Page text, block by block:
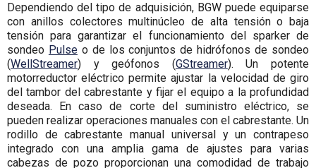
Dependiendo del tipo de adquisición, BGW puede equiparse
con anillos colectores multinúcleo de alta tensión o baja
tensión para garantizar el funcionamiento del sparker de
sondeo Pulseo de los conjuntos de hidrófonos de sondeo
(WellStreamer) y geófonos (GStreamer). Un potente
motorreductor eléctrico permite ajustar la velocidad de giro
del tambor del cabrestante y fijar el equipo a la profundidad
deseada. En caso de corte del suministro eléctrico, se
pueden realizar operaciones manuales con el cabrestante. Un
rodillo de cabrestante manual universal y un contrapeso
integrado con una amplia gama de ajustes para varias
cabezas de pozo proporcionan una comodidad de trabajo